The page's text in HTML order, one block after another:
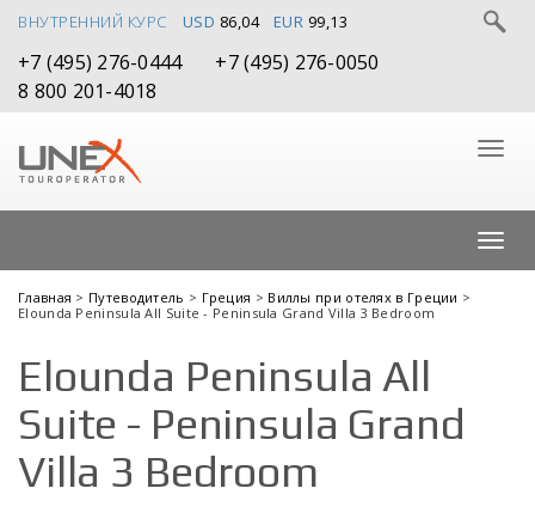
ВНУТРЕННИЙ КУРС USD 86,04 EUR 99,13
+7 (495) 276-0444
+7 (495) 276-0050
8 800 201-4018
Главная > Путеводитель > Греция > Виллы при отелях в Греции >
Elounda Peninsula All Suite - Peninsula Grand Villa 3 Bedroom
Elounda Peninsula All
Suite - Peninsula Grand
Villa 3 Bedroom